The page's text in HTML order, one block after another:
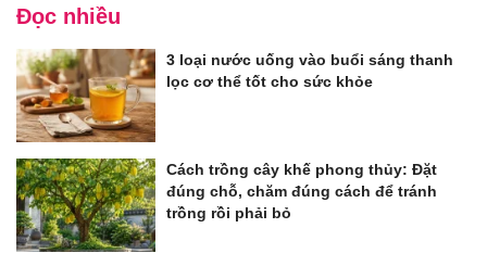
Đọc nhiều
3 loại nước uống vào buổi sáng thanh
lọc cơ thể tốt cho sức khỏe
Cách trồng cây khế phong thủy: Đặt
đúng chỗ, chăm đúng cách để tránh
trồng rồi phải bỏ